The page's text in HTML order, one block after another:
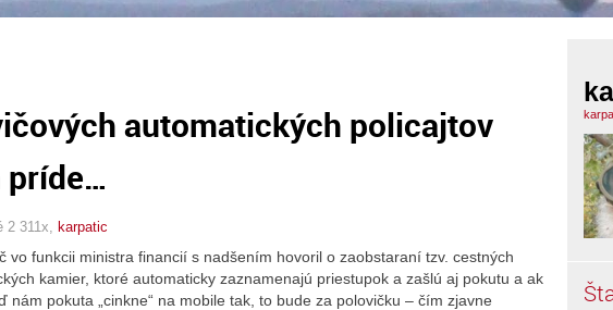
automatických policajtov
príde…
2 311x, karpatic
vo funkcii ministra financií s nadšením hovoril o zaobstaraní tzv. cestných
kamier, ktoré automaticky zaznamenajú priestupok a zašlú aj pokutu a ak
nám pokuta „cinkne“ na mobile tak, to bude za polovičku – čím zjavne